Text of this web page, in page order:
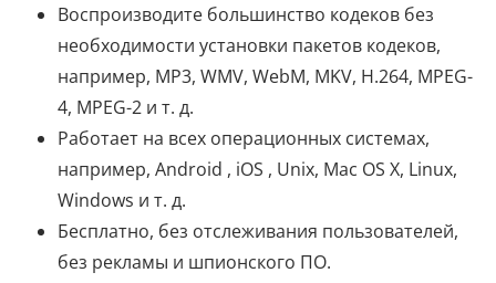
Воспроизводите большинство кодеков без
необходимости установки пакетов кодеков,
например, MP3, WMV, WebM, MKV, H.264, MPEG-
4, MPEG-2 и т. д.
Работает на всех операционных системах,
например, Android , iOS , Unix, Mac OS X, Linux,
Windows и т. д.
Бесплатно, без отслеживания пользователей,
без рекламы и шпионского ПО.